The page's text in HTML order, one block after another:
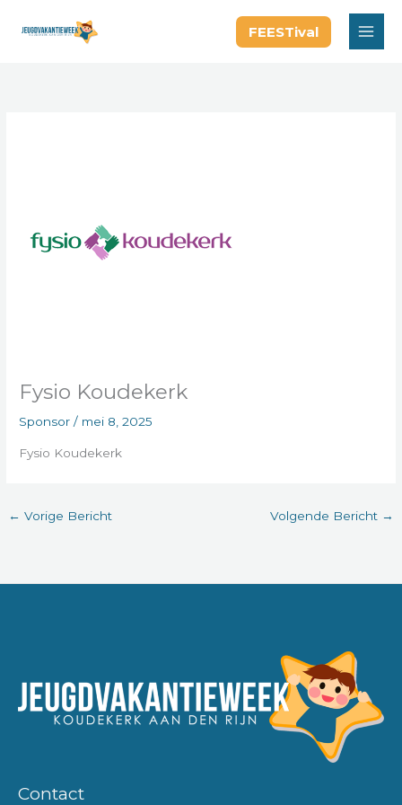
naar
FEESTival
Fysio Koudekerk
Sponsor / mei 8, 2025
Fysio Koudekerk
← Vorige Bericht Volgende Bericht →
Contact